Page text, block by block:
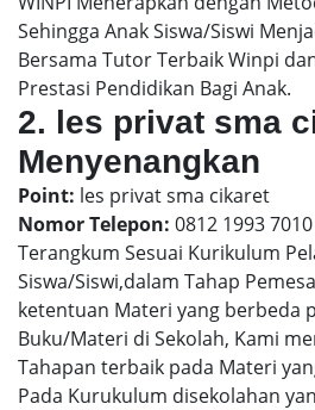
Sehingga Anak Siswa/Siswi
Bersama Tutor Terbaik Winpi
Prestasi Pendidikan Bagi Anak.
2. les privat sma
Menyenangkan
Point: les privat sma cikaret
Nomor Telepon: 0812 1993
Terangkum Sesuai Kurikulum
Siswa/Siswi,dalam Tahap
ketentuan Materi yang berbeda
Buku/Materi di Sekolah, Kami
Tahapan terbaik pada Materi
Pada Kurukulum disekolahan